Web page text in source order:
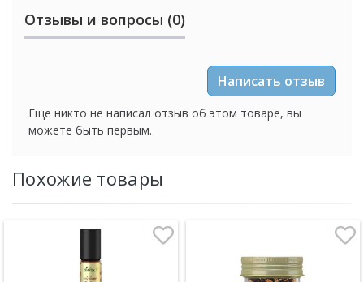
Отзывы и вопросы (0)
Написать отзыв
Еще никто не написал отзыв об этом товаре, вы
можете быть первым.
Похожие товары